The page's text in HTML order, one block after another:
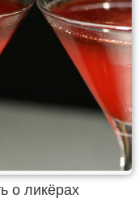
о ликёрах